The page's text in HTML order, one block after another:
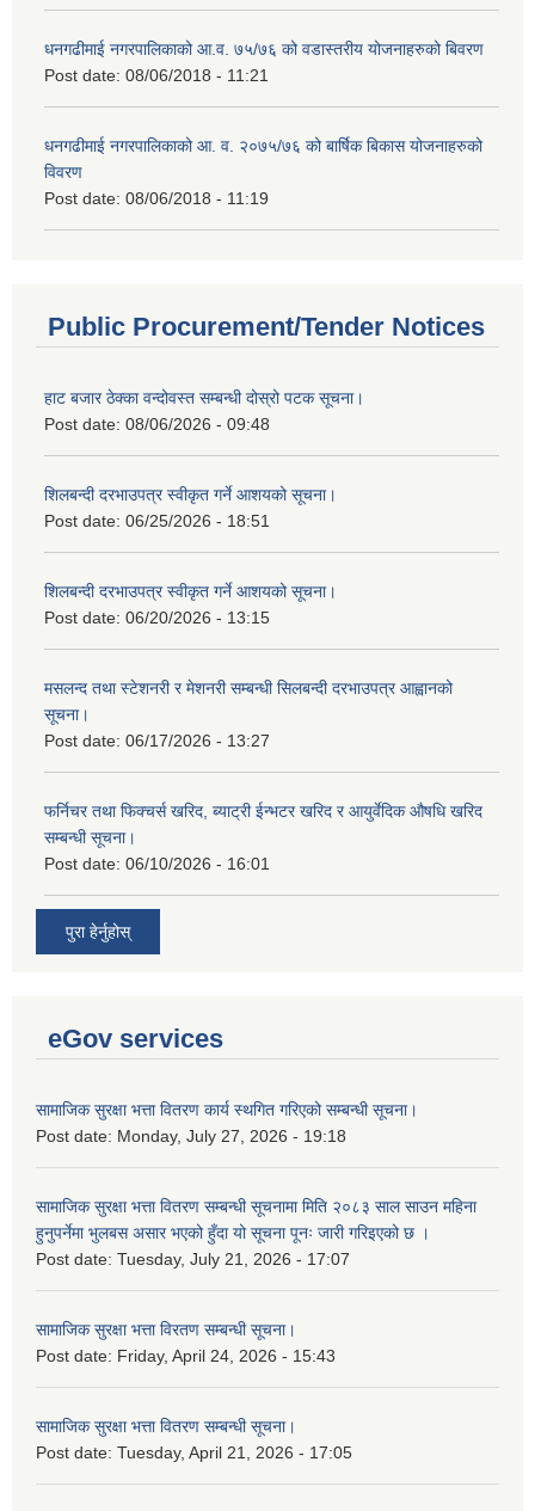
धनगढीमाई नगरपालिकाको आ.व. ७५/७६ को वडास्तरीय योजनाहरुको बिवरण
Post date: 08/06/2018 - 11:21
धनगढीमाई नगरपालिकाको आ. व. २०७५/७६ को बार्षिक बिकास योजनाहरुको
विवरण
Post date: 08/06/2018 - 11:19
Public Procurement/Tender Notices
हाट बजार ठेक्का वन्दोवस्त सम्बन्धी दोस्रो पटक सूचना।
Post date: 08/06/2026 - 09:48
शिलबन्दी दरभाउपत्र स्वीकृत गर्ने आशयको सूचना।
Post date: 06/25/2026 - 18:51
शिलबन्दी दरभाउपत्र स्वीकृत गर्ने आशयको सूचना।
Post date: 06/20/2026 - 13:15
मसलन्द तथा स्टेशनरी र मेशनरी सम्बन्धी सिलबन्दी दरभाउपत्र आह्वानको
सूचना।
Post date: 06/17/2026 - 13:27
फर्निचर तथा फिक्चर्स खरिद, ब्याट‍्री ईन्भटर खरिद र आयुर्वेदिक औषधि खरिद
सम्बन्धी सूचना।
Post date: 06/10/2026 - 16:01
पुरा हेर्नुहोस्
eGov services
सामाजिक सुरक्षा भत्ता वितरण कार्य स्थगित गरिएको सम्बन्धी सूचना।
Post date: Monday, July 27, 2026 - 19:18
सामाजिक सुरक्षा भत्ता वितरण सम्बन्धी सूचनामा मिति २०८३ साल साउन महिना
हुनुपर्नेमा भुलबस असार भएको हुँदा यो सूचना पूनः जारी गरिइएको छ ।
Post date: Tuesday, July 21, 2026 - 17:07
सामाजिक सुरक्षा भत्ता विरतण सम्बन्धी सूचना।
Post date: Friday, April 24, 2026 - 15:43
सामाजिक सुरक्षा भत्ता वितरण सम्‍बन्धी सूचना।
Post date: Tuesday, April 21, 2026 - 17:05